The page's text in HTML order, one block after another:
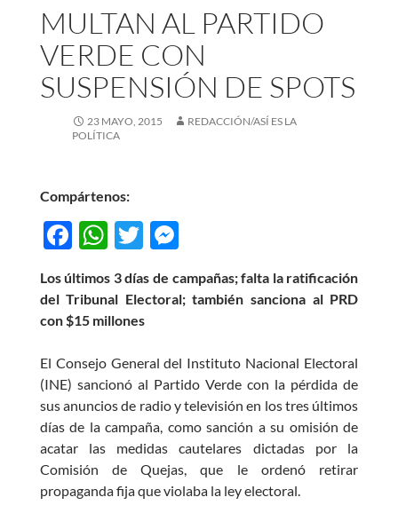
MULTAN AL PARTIDO
VERDE CON
SUSPENSIÓN DE SPOTS
23 MAYO, 2015
REDACCIÓN/ASÍ ES LA
POLÍTICA
Compártenos:
F
e
b
o
k
W
at
s
p
p
T
itt
er
M
se
er
Los últimos 3 días de campañas; falta la ratificación
del Tribunal Electoral; también sanciona al PRD
con $15 millones
El Consejo General del Instituto Nacional Electoral
(INE) sancionó al Partido Verde con la pérdida de
sus anuncios de radio y televisión en los tres últimos
días de la campaña, como sanción a su omisión de
acatar las medidas cautelares dictadas por la
Comisión de Quejas, que le ordenó retirar
propaganda fija que violaba la ley electoral.